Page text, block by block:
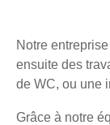
Notre
ensuite des
de WC, ou une
Grâce à notre